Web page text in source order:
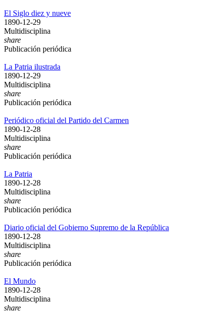
El Siglo diez y nueve
1890-12-29
Multidisciplina
share
Publicación periódica
La Patria ilustrada
1890-12-29
Multidisciplina
share
Publicación periódica
Periódico oficial del Partido del Carmen
1890-12-28
Multidisciplina
share
Publicación periódica
La Patria
1890-12-28
Multidisciplina
share
Publicación periódica
Diario oficial del Gobierno Supremo de la República
1890-12-28
Multidisciplina
share
Publicación periódica
El Mundo
1890-12-28
Multidisciplina
share